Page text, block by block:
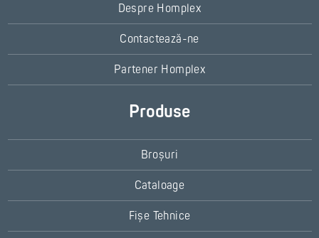
Despre Homplex
Contactează-ne
Partener Homplex
Produse
Broșuri
Cataloage
Fișe Tehnice